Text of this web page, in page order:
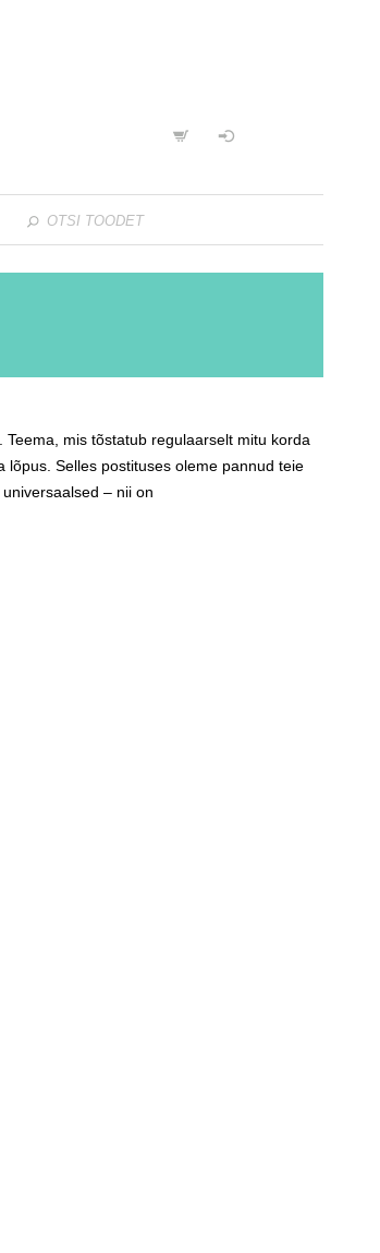
mis tõstatub regulaarselt mitu korda
Selles postituses oleme pannud teie
– nii on